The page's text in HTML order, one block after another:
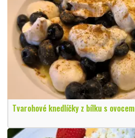
Tvarohové knedlíčky z bílku s ovocem